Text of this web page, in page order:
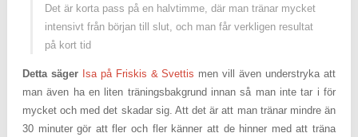
Det är korta pass på en halvtimme, där man tränar mycket
intensivt från början till slut, och man får verkligen resultat
på kort tid
Detta säger Isa på Friskis & Svettis men vill även understryka att
man även ha en liten träningsbakgrund innan så man inte tar i för
mycket och med det skadar sig. Att det är att man tränar mindre än
30 minuter gör att fler och fler känner att de hinner med att träna